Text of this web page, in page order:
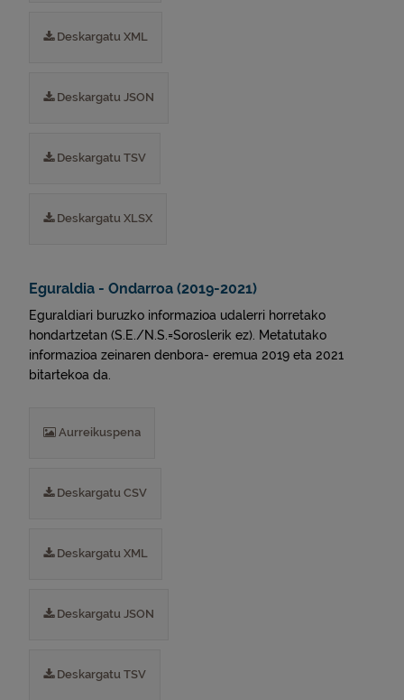
Deskargatu XML
Deskargatu JSON
Deskargatu TSV
Deskargatu XLSX
Eguraldia - Ondarroa (2019-2021)
Eguraldiari buruzko informazioa udalerri horretako
hondartzetan (S.E./N.S.=Soroslerik ez). Metatutako
informazioa zeinaren denbora- eremua 2019 eta 2021
bitartekoa da.
Aurreikuspena
Deskargatu CSV
Deskargatu XML
Deskargatu JSON
Deskargatu TSV